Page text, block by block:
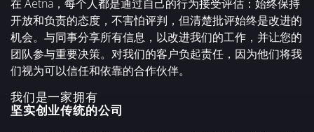
在 Aetna，每个人都是通过自己的行为接受评估：始终保持
开放和负责的态度，不害怕评判，但清楚批评始终是改进的
机会。与同事分享所有信息，以改进我们的工作，并让您的
团队参与重要决策。对我们的客户负起责任，因为他们将我
们视为可以信任和依靠的合作伙伴。
我们是一家拥有
坚实创业传统的公司